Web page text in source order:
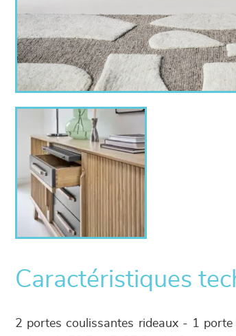
Caractéristiques
2 portes coulissantes rideaux - 1